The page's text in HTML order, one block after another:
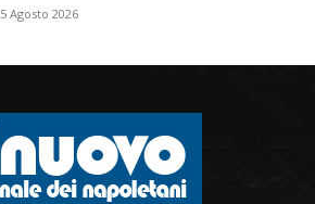
5 Agosto 2026